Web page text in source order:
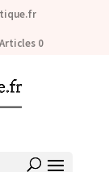
Articles 0